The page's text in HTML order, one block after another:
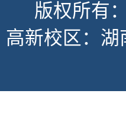
版权所有
高新校区：